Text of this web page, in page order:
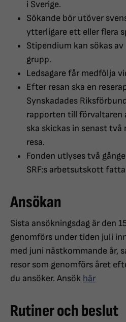
i Sverige.
Sökande bör utöver
ytterligare ett eller flera
Stipendium kan sökas
grupp.
Ledsagare får medfölja
Efter resan ska en
Synskadades
rapporten till förvaltaren
ska skickas in senast
resa.
Fonden utlyses två
SRF:s arbetsutskott
Ansökan
Sista ansökningsdag är den
genomförs under tiden juli
med juni nästkommande år,
resor som genomförs året
du ansöker. Ansök här
Rutiner och beslut